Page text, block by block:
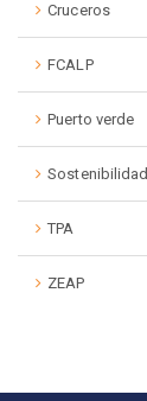
Cruceros
FCALP
Puerto verde
Sostenibilidad
TPA
ZEAP